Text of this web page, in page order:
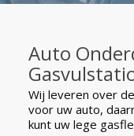
Auto
Wij leveren over
voor uw auto,
kunt uw lege